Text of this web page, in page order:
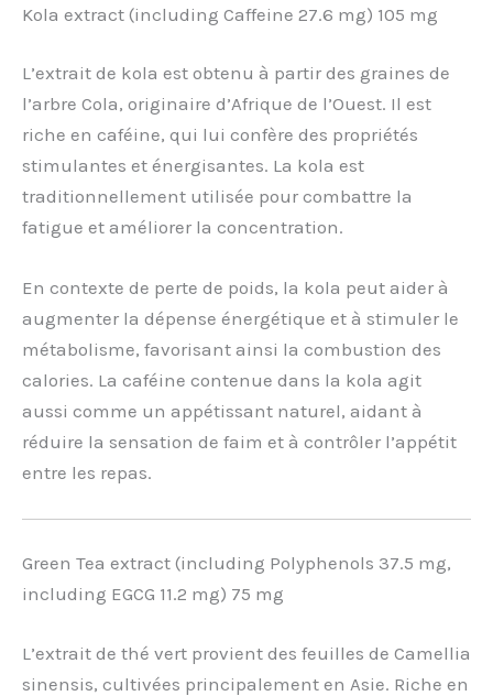
Kola extract (including Caffeine 27.6 mg) 105 mg
L’extrait de kola est obtenu à partir des graines de
l’arbre Cola, originaire d’Afrique de l’Ouest. Il est
riche en caféine, qui lui confère des propriétés
stimulantes et énergisantes. La kola est
traditionnellement utilisée pour combattre la
fatigue et améliorer la concentration.
En contexte de perte de poids, la kola peut aider à
augmenter la dépense énergétique et à stimuler le
métabolisme, favorisant ainsi la combustion des
calories. La caféine contenue dans la kola agit
aussi comme un appétissant naturel, aidant à
réduire la sensation de faim et à contrôler l’appétit
entre les repas.
Green Tea extract (including Polyphenols 37.5 mg,
including EGCG 11.2 mg) 75 mg
L’extrait de thé vert provient des feuilles de Camellia
sinensis, cultivées principalement en Asie. Riche en